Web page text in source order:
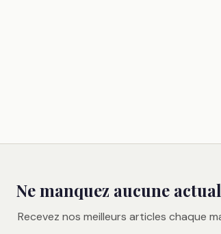
Ne manquez aucune
Recevez nos meilleurs articles chaque